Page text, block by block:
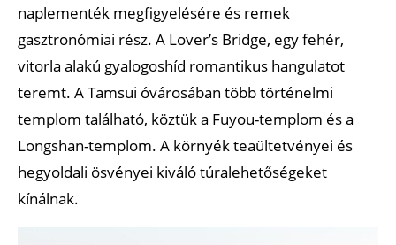
naplementék megfigyelésére és remek
gasztronómiai rész. A Lover’s Bridge, egy fehér,
vitorla alakú gyalogoshíd romantikus hangulatot
teremt. A Tamsui óvárosában több történelmi
templom található, köztük a Fuyou-templom és a
Longshan-templom. A környék teaültetvényei és
hegyoldali ösvényei kiváló túralehetőségeket
kínálnak.